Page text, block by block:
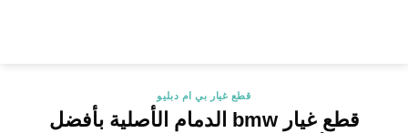
قطع غيار بي ام دبليو
قطع غيار bmw الدمام الأصلية بأفضل